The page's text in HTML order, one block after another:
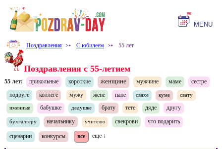
MENU
Поздравления ⤐ С юбилеем ⤐ 55 лет
Поздравления с 55-летием
55 лет: прикольные короткие женщине мужчине маме
сестре
подруге
коллеге мужу жене папе свахе куме свату
именные бабушке дедушке брату тете дяде другу
бухгалтеру начальнику учителю свекрови что подарить
сценарии конкурсы все еще ↓